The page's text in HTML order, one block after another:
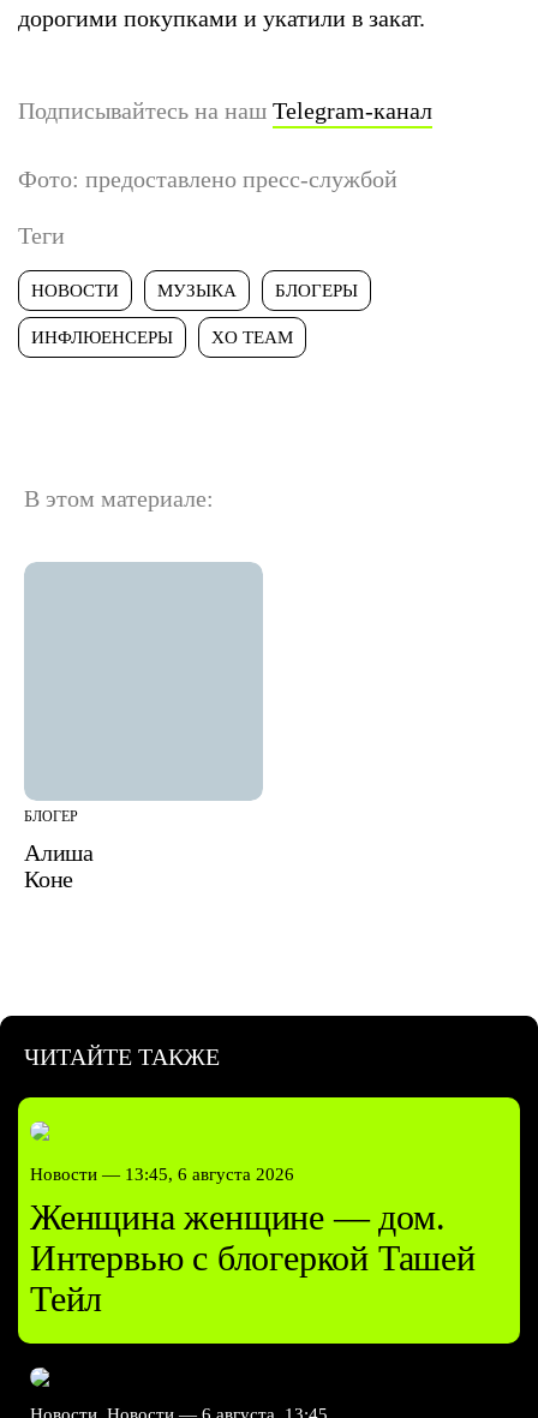
дорогими покупками и укатили в закат.
Подписывайтесь на наш Telegram-канал
Фото: предоставлено пресс-службой
Теги
НОВОСТИ МУЗЫКА БЛОГЕРЫ
ИНФЛЮЕНСЕРЫ XO TEAM
В этом материале:
БЛОГЕР
Алиша
Коне
ЧИТАЙТЕ ТАКЖЕ
Новости — 13:45, 6 августа 2026
Женщина женщине — дом.
Интервью с блогеркой Ташей
Тейл